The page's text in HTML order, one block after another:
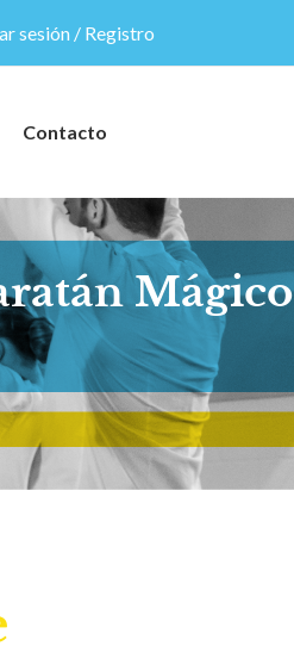
sesión / Registro
Contacto
Mágico